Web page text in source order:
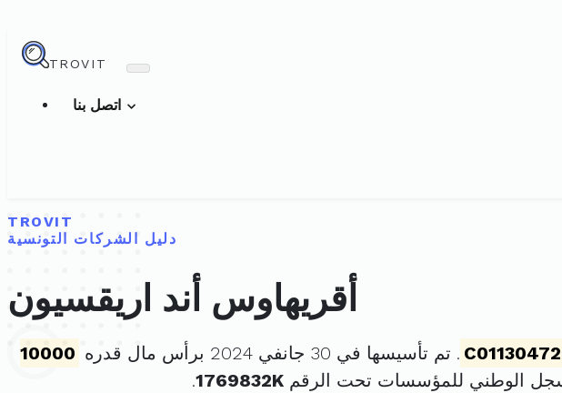
TROVIT
TROVIT
دليل الشركات التونسية
أقريهاوس أند اريقسيون
. تم تأسيسها في 30 جانفي 2024 برأس مال قدره
10000
الوطني للمؤسسات تحت الرقم 1769832K
.